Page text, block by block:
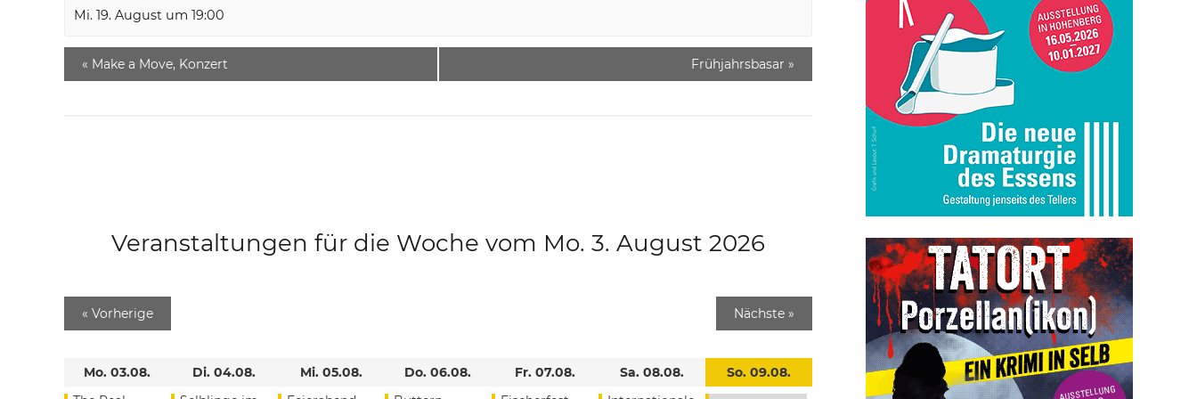
Mi. 19. August um 19:00
« Make a Move, Konzert Frühjahrsbasar »
Veranstaltungen für die Woche vom Mo. 3. August 2026
« Vorherige Nächste »
Mo. 03.08.
Di. 04.08.
Mi. 05.08.
Do. 06.08.
Fr. 07.08.
Sa. 08.08.
So. 09.08.